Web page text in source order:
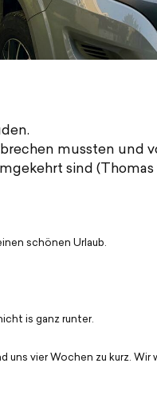
mussten und
sind
schönen Urlaub.
is ganz runter.
uns vier Wochen zu kurz. Wir